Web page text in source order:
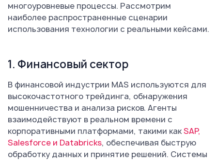
многоуровневые процессы. Рассмотрим
наиболее распространенные сценарии
использования технологии с реальными кейсами.
1. Финансовый сектор
В финансовой индустрии MAS используются для
высокочастотного трейдинга, обнаружения
мошенничества и анализа рисков. Агенты
взаимодействуют в реальном времени с
корпоративными платформами, такими какSAP,
Salesforce и Databricks, обеспечивая быструю
обработку данных и принятие решений. Системы